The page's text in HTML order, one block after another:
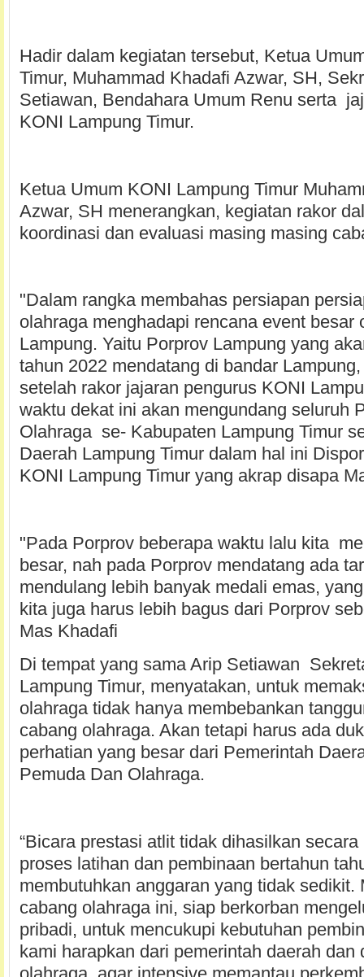
Hadir dalam kegiatan tersebut, Ketua
Timur, Muhammad Khadafi Azwar, SH,
Setiawan, Bendahara Umum Renu serta
KONI Lampung Timur.
Ketua Umum KONI Lampung Timur
Azwar, SH menerangkan, kegiatan rakor
koordinasi dan evaluasi masing masing
"Dalam rangka membahas persiapan
olahraga menghadapi rencana event besar
Lampung. Yaitu Porprov Lampung yang
tahun 2022 mendatang di bandar
setelah rakor jajaran pengurus KONI
waktu dekat ini akan mengundang seluruh
Olahraga se- Kabupaten Lampung Timur
Daerah Lampung Timur dalam hal ini
KONI Lampung Timur yang akrap disapa
"Pada Porprov beberapa waktu lalu kita
besar, nah pada Porprov mendatang ada
mendulang lebih banyak medali emas,
kita juga harus lebih bagus dari Porprov
Mas Khadafi
Di tempat yang sama Arip Setiawan
Lampung Timur, menyatakan, untuk
olahraga tidak hanya membebankan
cabang olahraga. Akan tetapi harus ada
perhatian yang besar dari Pemerintah
Pemuda Dan Olahraga.
“Bicara prestasi atlit tidak dihasilkan
proses latihan dan pembinaan bertahun
membutuhkan anggaran yang tidak sedikit.
cabang olahraga ini, siap berkorban
pribadi, untuk mencukupi kebutuhan
kami harapkan dari pemerintah daerah dan